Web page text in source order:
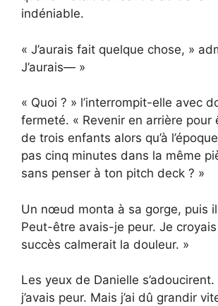
indéniable.
« J’aurais fait quelque chose, »
J’aurais— »
« Quoi ? » l’interrompit-elle avec
fermeté. « Revenir en arrière pour
de trois enfants alors qu’à
pas cinq minutes dans la même
sans penser à ton pitch deck ? »
Un nœud monta à sa gorge, puis
Peut-être avais-je peur. Je
succès calmerait la douleur. »
Les yeux de Danielle
j’avais peur. Mais j’ai dû grandir